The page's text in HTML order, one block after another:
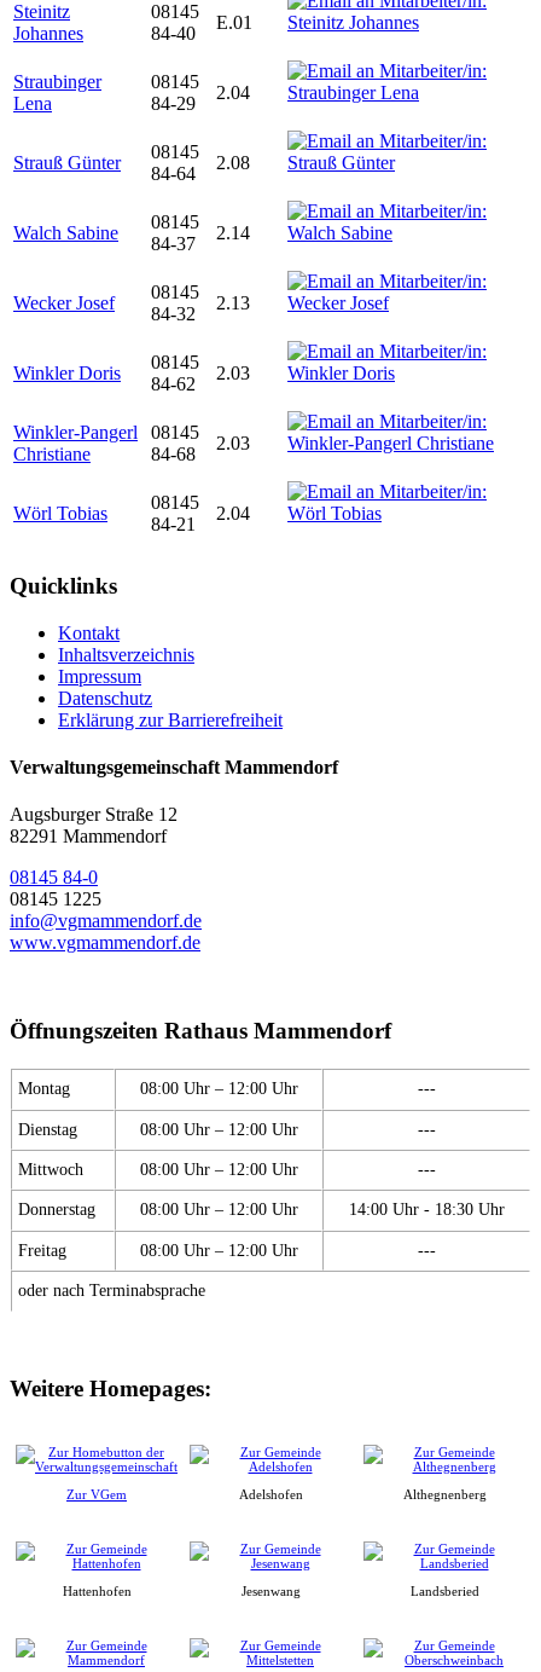
Steinitz
Johannes
08145
84-40
E.01
Straubinger
Lena
08145
84-29
2.04
Strauß Günter
08145
84-64
2.08
Walch Sabine
08145
84-37
2.14
Wecker Josef
08145
84-32
2.13
Winkler Doris
08145
84-62
2.03
Winkler-Pangerl
Christiane
08145
84-68
2.03
Wörl Tobias
08145
84-21
2.04
Quicklinks
Kontakt
Inhaltsverzeichnis
Impressum
Datenschutz
Erklärung zur Barrierefreiheit
Verwaltungsgemeinschaft Mammendorf
Augsburger Straße 12
82291 Mammendorf
08145 84-0
08145 1225
info@vgmammendorf.de
www.vgmammendorf.de
Öffnungszeiten Rathaus Mammendorf
Montag 08:00 Uhr – 12:00 Uhr ---
Dienstag 08:00 Uhr – 12:00 Uhr ---
Mittwoch 08:00 Uhr – 12:00 Uhr ---
Donnerstag 08:00 Uhr – 12:00 Uhr 14:00 Uhr - 18:30 Uhr
Freitag 08:00 Uhr – 12:00 Uhr ---
oder nach Terminabsprache
Weitere Homepages:
Zur VGem Adelshofen Althegnenberg
Hattenhofen Jesenwang Landsberied